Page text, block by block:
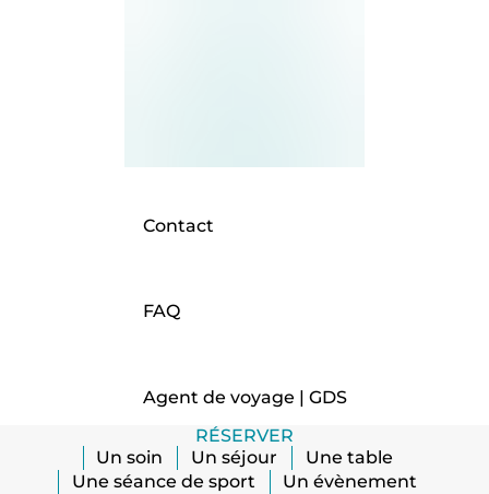
Contact
FAQ
Agent de voyage | GDS
RÉSERVER
Un soin
Un séjour
Une table
Une séance de sport
Un évènement